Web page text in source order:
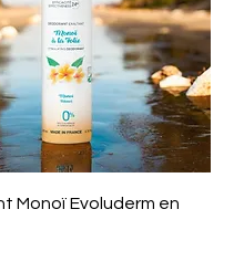
Monoï Evoluderm en